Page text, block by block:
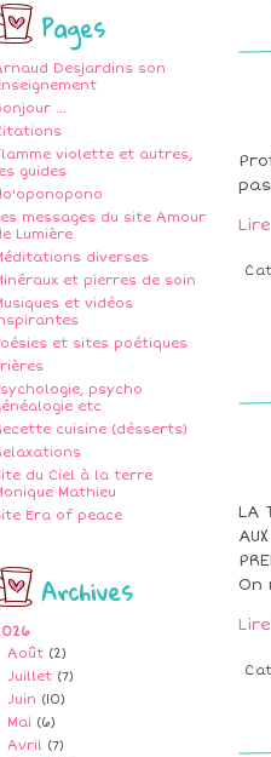
Pages
Desjardins son
...
violette et autres,
guides
messages du site Amour
Lumière
diverses
et pierres de soin
et vidéos
et sites poétiques
psycho
etc
cuisine (désserts)
du Ciel à la terre
Mathieu
Era of peace
Archives
Août (2)
Juillet (7)
Juin (10)
Mai (6)
Avril (7)
LA
On